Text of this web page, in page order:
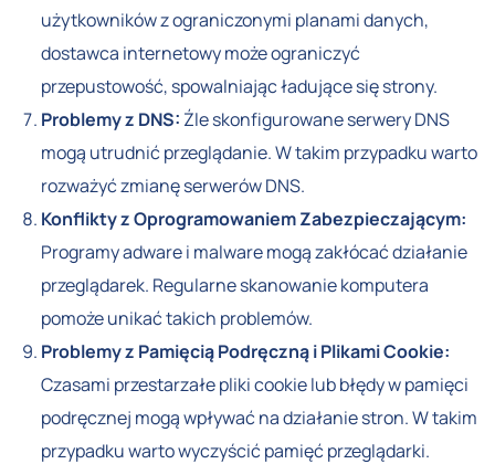
użytkowników z ograniczonymi planami danych,
dostawca internetowy może ograniczyć
przepustowość, spowalniając ładujące się strony.
Problemy z DNS: Źle skonfigurowane serwery DNS
mogą utrudnić przeglądanie. W takim przypadku warto
rozważyć zmianę serwerów DNS.
Konflikty z Oprogramowaniem Zabezpieczającym:
Programy adware i malware mogą zakłócać działanie
przeglądarek. Regularne skanowanie komputera
pomoże unikać takich problemów.
Problemy z Pamięcią Podręczną i Plikami Cookie:
Czasami przestarzałe pliki cookie lub błędy w pamięci
podręcznej mogą wpływać na działanie stron. W takim
przypadku warto wyczyścić pamięć przeglądarki.